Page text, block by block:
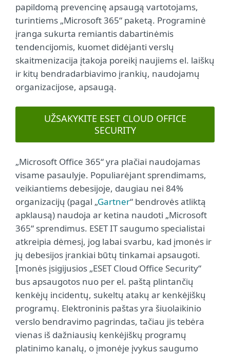
papildomą prevencinę apsaugą vartotojams,
turintiems „Microsoft 365“ paketą. Programinė
įranga sukurta remiantis dabartinėmis
tendencijomis, kuomet didėjanti verslų
skaitmenizacija įtakoja poreikį naujiems el. laiškų
ir kitų bendradarbiavimo įrankių, naudojamų
organizacijose, apsaugą.
UŽSAKYKITE ESET CLOUD OFFICE
SECURITY
„Microsoft Office 365“ yra plačiai naudojamas
visame pasaulyje. Populiarėjant sprendimams,
veikiantiems debesijoje, daugiau nei 84%
organizacijų (pagal „Gartner“ bendrovės atliktą
apklausą) naudoja ar ketina naudoti „Microsoft
365“ sprendimus. ESET IT saugumo specialistai
atkreipia dėmesį, jog labai svarbu, kad įmonės ir
jų debesijos įrankiai būtų tinkamai apsaugoti.
Įmonės įsigijusios „ESET Cloud Office Security“
bus apsaugotos nuo per el. paštą plintančių
kenkėjų incidentų, sukeltų atakų ar kenkėjiškų
programų. Elektroninis paštas yra šiuolaikinio
verslo bendravimo pagrindas, tačiau jis tebėra
vienas iš dažniausių kenkėjiškų programų
platinimo kanalų, o įmonėje įvykus saugumo